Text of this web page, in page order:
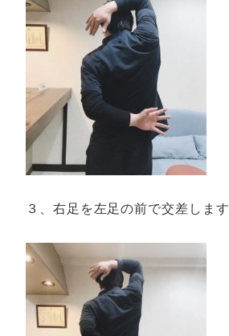
３、右足を左足の前で交差します